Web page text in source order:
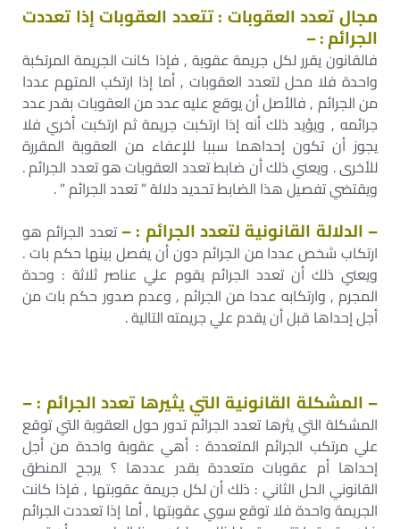
مجال تعدد العقوبات : تتعدد العقوبات إذا تعددت
الجرائم : –
فالقانون يقرر لكل جريمة عقوبة , فإذا كانت الجريمة المرتكبة
واحدة فلا محل لتعدد العقوبات , أما إذا ارتكب المتهم عددا
من الجرائم , فالأصل أن يوقع عليه عدد من العقوبات بقدر عدد
جرائمه , ويؤيد ذلك أنه إذا ارتكبت جريمة ثم ارتكبت أخري فلا
يجوز أن تكون إحداهما سببا للإعفاء من العقوبة المقررة
للأخرى . ويعني ذلك أن ضابط تعدد العقوبات هو تعدد الجرائم .
ويقتضي تفصيل هذا الضابط تحديد دلالة ” تعدد الجرائم ” .
– الدلالة القانونية لتعدد الجرائم : – تعدد الجرائم هو
ارتكاب شخص عددا من الجرائم دون أن يفصل بينها حكم بات .
ويعني ذلك أن تعدد الجرائم يقوم علي عناصر ثلاثة : وحدة
المجرم , وارتكابه عددا من الجرائم , وعدم صدور حكم بات من
أجل إحداها قبل أن يقدم علي جريمته التالية .
– المشكلة القانونية التي يثيرها تعدد الجرائم : –
المشكلة التي يثرها تعدد الجرائم تدور حول العقوبة التي توقع
علي مرتكب الجرائم المتعددة : أهي عقوبة واحدة من أجل
إحداها أم عقوبات متعددة بقدر عددها ؟ يرجح المنطق
القانوني الحل الثاني : ذلك أن لكل جريمة عقوبتها , فإذا كانت
الجريمة واحدة فلا توقع سوي عقوبتها , أما إذا تعددت الجرائم